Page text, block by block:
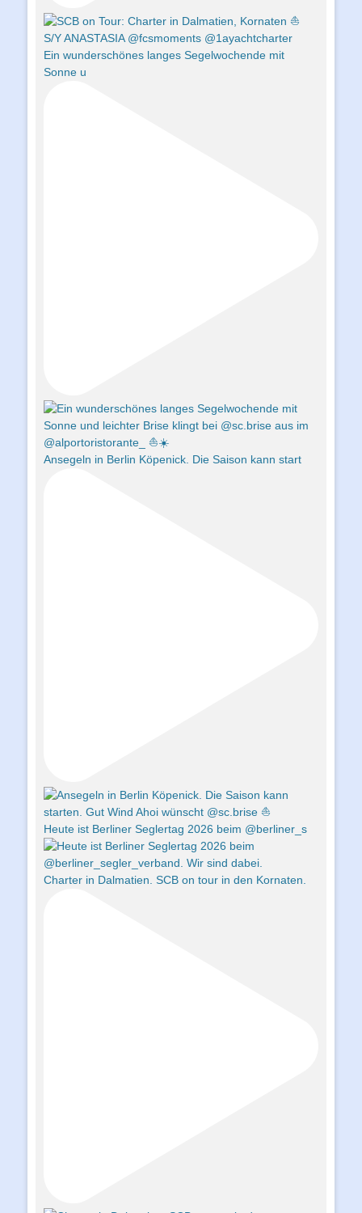
Ein wunderschönes langes Segelwochende mit
Sonne u
Ansegeln in Berlin Köpenick. Die Saison kann start
Heute ist Berliner Seglertag 2026 beim @berliner_s
Charter in Dalmatien. SCB on tour in den Kornaten.